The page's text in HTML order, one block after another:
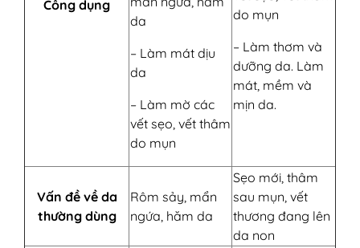
Công dụng
da
– Làm mát dịu
da
– Làm mờ các
vết sẹo, vết thâm
do mụn
do mụn
– Làm thơm và
dưỡng da. Làm
mát, mềm và
mịn da.
Vấn đề về da
thường dùng
Rôm sảy, mẩn
ngứa, hăm da
Sẹo mới, thâm
sau mụn, vết
thương đang lên
da non